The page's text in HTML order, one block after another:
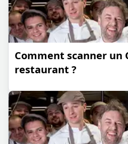
Comment scanner un
restaurant ?